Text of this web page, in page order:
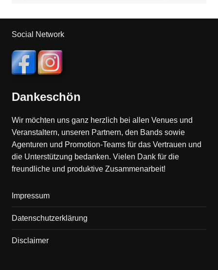
Social Network
Dankeschön
Wir möchten uns ganz herzlich bei allen Venues und
Veranstaltern, unseren Partnern, den Bands sowie
Agenturen und Promotion-Teams für das Vertrauen und
die Unterstützung bedanken. Vielen Dank für die
freundliche und produktive Zusammenarbeit!
Impressum
Datenschutzerklärung
Disclaimer